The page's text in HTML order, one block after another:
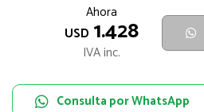
Ahora
USD 1.428
IVA inc.
Consulta por WhatsApp